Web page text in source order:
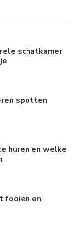
schatkamer
spotten
huren en welke
fooien en